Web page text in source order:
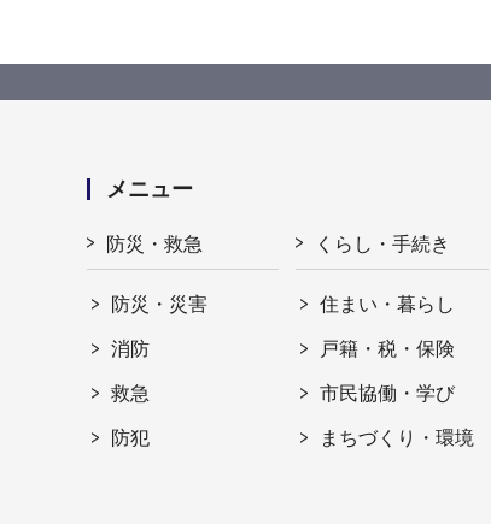
メニュー
防災・救急
防災・災害
消防
救急
防犯
くらし・手続き
住まい・暮らし
戸籍・税・保険
市民協働・学び
まちづくり・環境